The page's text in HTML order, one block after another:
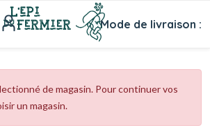
Mode de livraison :
de magasin. Pour continuer vos
un magasin.